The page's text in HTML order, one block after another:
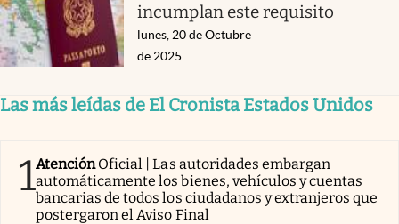
incumplan este requisito
lunes, 20 de Octubre
de 2025
Las más leídas de El Cronista Estados Unidos
1AtenciónOficial | Las autoridades embargan
automáticamente los bienes, vehículos y cuentas
bancarias de todos los ciudadanos y extranjeros que
postergaron el Aviso Final